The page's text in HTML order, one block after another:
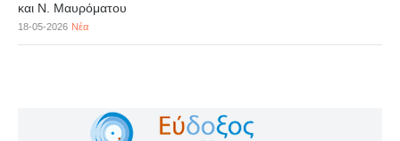
και Ν. Μαυρόματου
18-05-2026 Νέα